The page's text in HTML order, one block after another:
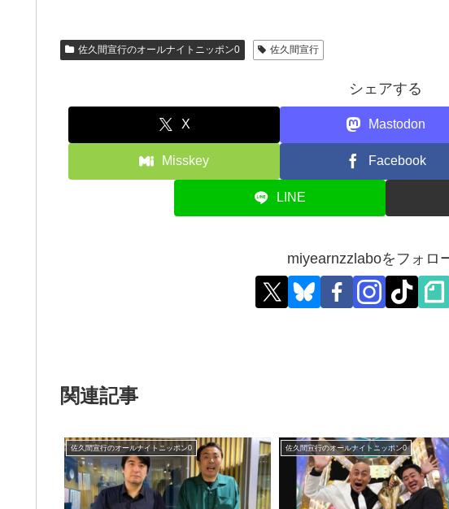
佐久間宣行のオールナイトニッポン0 佐久間宣行
シェアする
X Mastodon
Misskey Facebook
LINE
miyearnzzlaboをフォロ
関連記事
佐久間宣行のオールナイトニッポン0 佐久間宣行のオールナイトニッポン0